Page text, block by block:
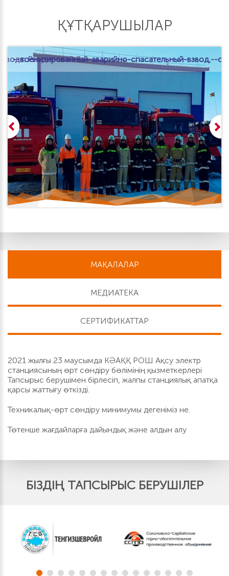
ҚҰТҚАРУШЫЛАР
г. Риддер ВКО.2
--военизированный-аварийно-спасательный-взвод,--с
МАҚАЛАЛАР
МЕДИАТЕКА
СЕРТИФИКАТТАР
2021 жылғы 23 маусымда КӘАҚҚ РОШ Ақсу электр
станциясының өрт сөндіру бөлімінің қызметкерлері
Тапсырыс берушімен бірлесіп, жалпы станциялық апатқа
қарсы жаттығу өткізді.
Техникалық-өрт сөндіру минимумы дегеніміз не.
Төтенше жағдайларға дайындық және алдын алу
БІЗДІҢ ТАПСЫРЫС БЕРУШІЛЕР